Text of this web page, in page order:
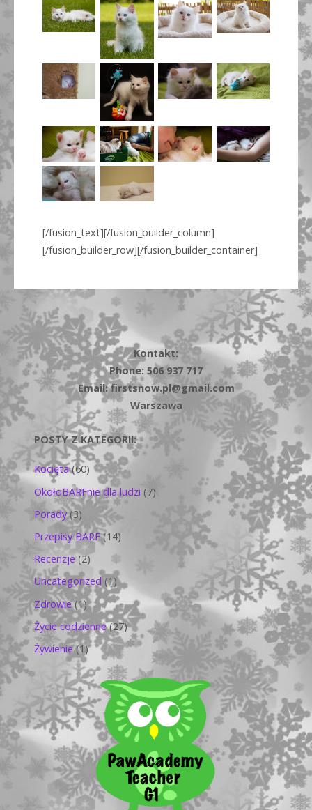
[/fusion_text][/fusion_builder_column]
[/fusion_builder_row][/fusion_builder_container]
Kontakt:
Phone: 506 937 717
Email: firstsnow.pl@gmail.com
Warszawa
POSTY Z KATEGORII:
Kocięta(60)
OkołoBARFnie dla ludzi (7)
Porady(3)
Przepisy BARF(14)
Recenzje (2)
Uncategorized (1)
Zdrowie(1)
Życie codzienne(27)
Żywienie(1)